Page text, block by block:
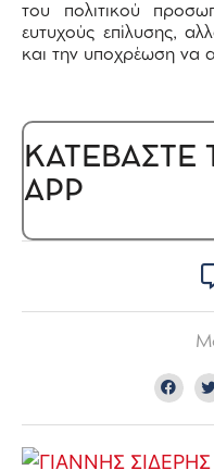
του πολιτικού
ευτυχούς επίλυσης,
και την υποχρέωση να
ΚΑΤΕΒΑΣΤΕ
APP